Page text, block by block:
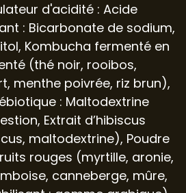
d'acidité : Acide
: Bicarbonate de sodium,
Kombucha fermenté en
(thé noir, rooibos,
menthe poivrée, riz brun),
: Maltodextrine
Extrait d’hibiscus
maltodextrine), Poudre
rouges (myrtille, aronie,
canneberge, mûre,